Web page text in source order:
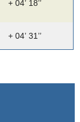
+ 04’ 18’’
+ 04’ 31’’